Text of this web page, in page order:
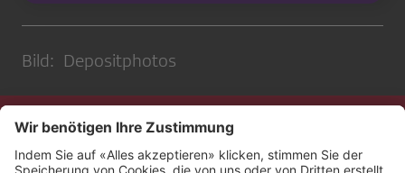
Bild: Depositphotos
Kontakt